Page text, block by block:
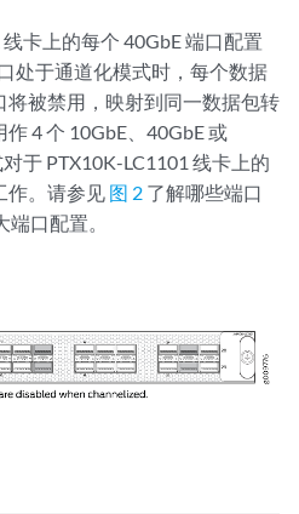
卡上的每个 40GbE 端口配置
处于通道化模式时，每个数据
被禁用，映射到同一数据包转
4 个 10GbE、40GbE 或
于 PTX10K-LC1101 线卡上的
作。请参见 图 2 了解哪些端口
端口配置。